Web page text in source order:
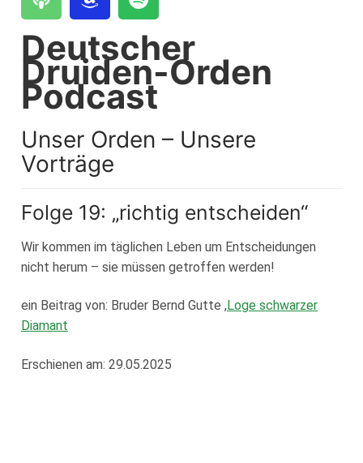
Loge Jade Veritas, Wilhelmshaven
Loge Peredur, Kassel
Loge Zur Bundestreue, Wolfenbüttel
Deutscher
Druiden-Orden
Podcast
Unser Orden – Unsere
Vorträge
Folge 19: „richtig entscheiden“
Wir kommen im täglichen Leben um Entscheidungen
nicht herum – sie müssen getroffen werden!
ein Beitrag von: Bruder Bernd Gutte ,Loge schwarzer
Diamant
Erschienen am: 29.05.2025